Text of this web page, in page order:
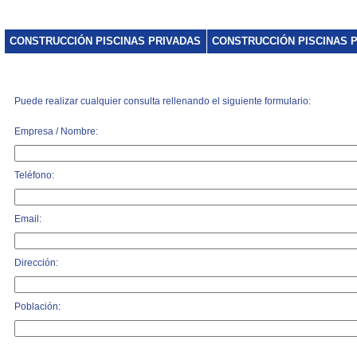
CONSTRUCCIÓN PISCINAS PRIVADAS CONSTRUCCIÓN PISCINAS
Puede realizar cualquier consulta rellenando el siguiente formulario:
Empresa / Nombre:
Teléfono:
Email:
Dirección:
Población: